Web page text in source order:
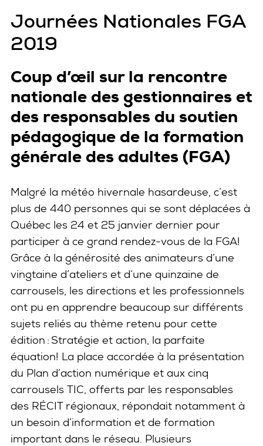
Journées Nationales FGA
2019
Coup d’œil sur la rencontre
nationale des gestionnaires et
des responsables du soutien
pédagogique de la formation
générale des adultes (FGA)
Malgré la météo hivernale hasardeuse, c’est
plus de 440 personnes qui se sont déplacées à
Québec les 24 et 25 janvier dernier pour
participer à ce grand rendez-vous de la FGA!
Grâce à la générosité des animateurs d’une
vingtaine d’ateliers et d’une quinzaine de
carrousels, les directions et les professionnels
ont pu en apprendre beaucoup sur différents
sujets reliés au thème retenu pour cette
édition : Stratégie et action, la parfaite
équation! La place accordée à la présentation
du Plan d’action numérique et aux cinq
carrousels TIC, offerts par les responsables
des RÉCIT régionaux, répondait notamment à
un besoin d’information et de formation
important dans le réseau. Plusieurs